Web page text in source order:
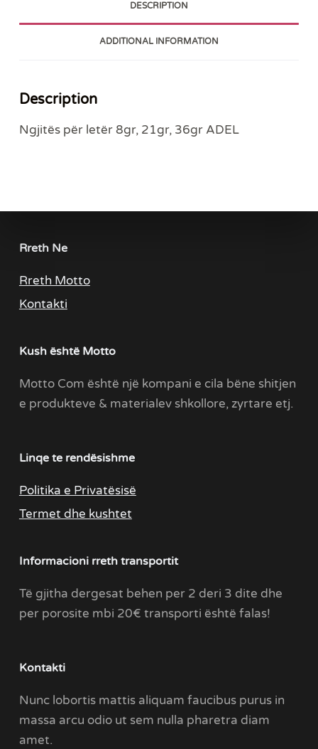
DESCRIPTION
ADDITIONAL INFORMATION
Description
Ngjitës për letër 8gr, 21gr, 36gr ADEL
Rreth Ne
Rreth Motto
Kontakti
Kush është Motto
Motto Com është një kompani e cila bëne shitjen
e produkteve & materialev shkollore, zyrtare etj.
Linqe te rendësishme
Politika e Privatësisë
Termet dhe kushtet
Informacioni rreth transportit
Të gjitha dergesat behen per 2 deri 3 dite dhe
per porosite mbi 20€ transporti është falas!
Kontakti
Nunc lobortis mattis aliquam faucibus purus in
massa arcu odio ut sem nulla pharetra diam
amet.